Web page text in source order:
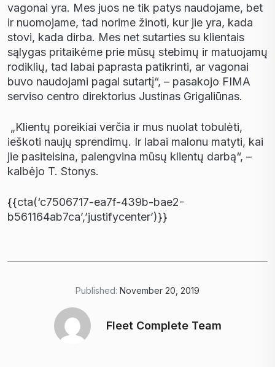
vagonai yra. Mes juos ne tik patys naudojame, bet
ir nuomojame, tad norime žinoti, kur jie yra, kada
stovi, kada dirba. Mes net sutarties su klientais
sąlygas pritaikėme prie mūsų stebimų ir matuojamų
rodiklių, tad labai paprasta patikrinti, ar vagonai
buvo naudojami pagal sutartį“, – pasakojo FIMA
serviso centro direktorius Justinas Grigaliūnas.
„Klientų poreikiai verčia ir mus nuolat tobulėti,
ieškoti naujų sprendimų. Ir labai malonu matyti, kai
jie pasiteisina, palengvina mūsų klientų darbą“, –
kalbėjo T. Stonys.
{{cta(‘c7506717-ea7f-439b-bae2-
b561164ab7ca’,’justifycenter’)}}
Fleet Complete Team
Published: November 20, 2019